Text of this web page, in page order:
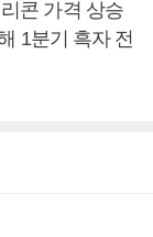
콘 가격 상승
1분기 흑자 전